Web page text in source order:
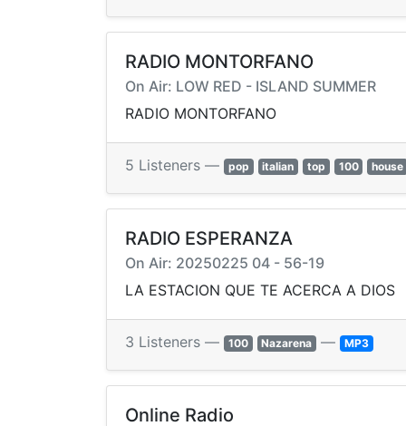
RADIO MONTORFANO
On Air: LOW RED - ISLAND SUMMER
RADIO MONTORFANO
5 Listeners — pop italian top 100 house
RADIO ESPERANZA
On Air: 20250225 04 - 56-19
LA ESTACION QUE TE ACERCA A DIOS
3 Listeners — 100 Nazarena — MP3
Online Radio